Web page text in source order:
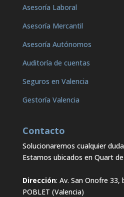
Asesoría Laboral
Asesoría Mercantil
Asesoría Autónomos
Auditoría de cuentas
Seguros en Valencia
Gestoría Valencia
Contacto
Solucionaremos cualquier
Estamos ubicados en Quart
Dirección: Av. San Onofre 33,
POBLET (Valencia)